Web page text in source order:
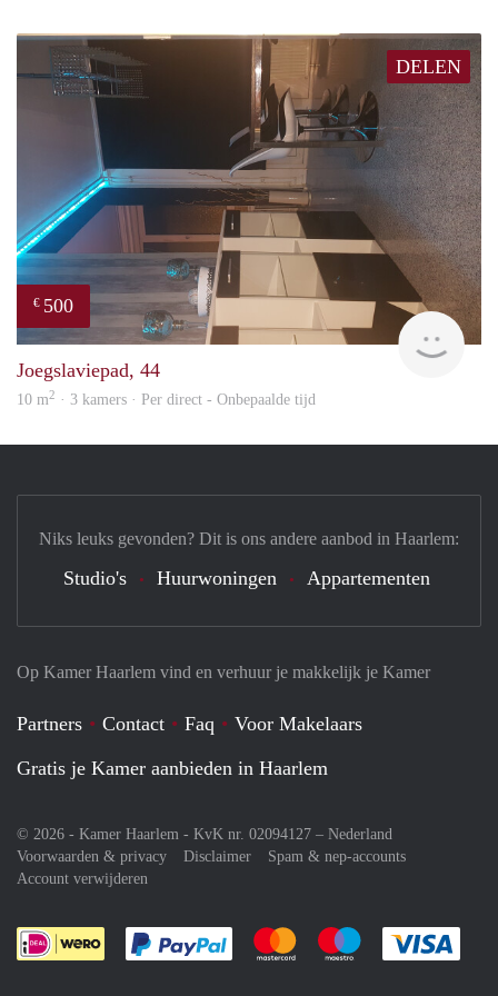
DELEN
€ 500
Joegslaviepad, 44
10 m2 · 3 kamers · Per direct - Onbepaalde tijd
Op Kamer Haarlem vind en verhuur je makkelijk je Kamer
Partners Contact Faq
Voor Makelaars
Gratis je Kamer aanbieden in Haarlem
© 2026 - Kamer Haarlem - KvK nr. 02094127 – Nederland
Voorwaarden & privacy
Disclaimer
Spam & nep-accounts
Account verwijderen
Je rekent gemakkelijk af met Paypal
Je rekent gemakkelijk af met
Je rekent
Niks leuks gevonden? Dit is ons andere aanbod in Haarlem:
Studio's Huurwoningen Appartementen